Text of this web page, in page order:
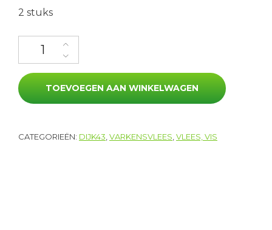
2 stuks
Gehaktballen aantal
TOEVOEGEN AAN WINKELWAGEN
CATEGORIEËN: DIJK43 VARKENSVLEES VLEES, VIS